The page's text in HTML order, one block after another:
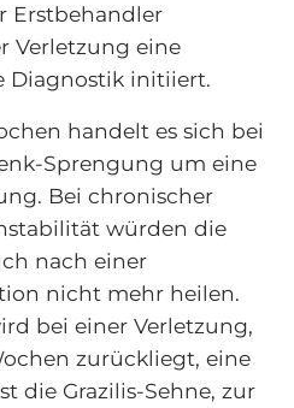
Erstbehandler
Verletzung eine
Diagnostik initiiert.
handelt es sich bei
Sprengung um eine
Bei chronischer
würden die
nach einer
nicht mehr heilen.
bei einer Verletzung,
zurückliegt, eine
die Grazilis-Sehne, zur